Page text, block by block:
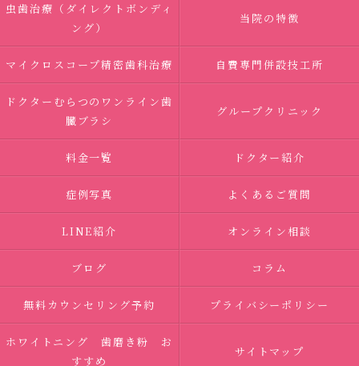
虫歯治療（ダイレクトボンディ
ング）
当院の特徴
マイクロスコープ精密歯科治療 自費専門併設技工所
ドクターむらつのワンライン歯
臓ブラシ
グループクリニック
料金一覧 ドクター紹介
症例写真 よくあるご質問
LINE紹介 オンライン相談
ブログ コラム
無料カウンセリング予約 プライバシーポリシー
ホワイトニング 歯磨き粉 お
すすめ
サイトマップ